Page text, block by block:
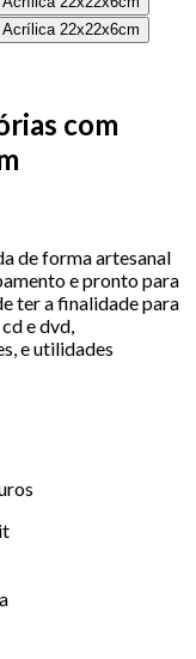
com
de forma artesanal
e pronto para
ter a finalidade para
e dvd,
e utilidades